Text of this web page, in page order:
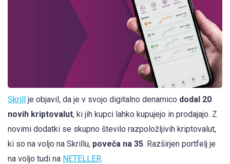
Skrill je objavil, da je v svojo digitalno denarnico dodal 20
novih kriptovalut, ki jih kupci lahko kupujejo in prodajajo. Z
novimi dodatki se skupno število razpoložljivih kriptovalut,
ki so na voljo na Skrillu, poveča na 35. Razširjen portfelj je
na voljo tudi na NETELLER.